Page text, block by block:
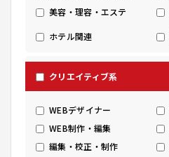
美容・理容・エステ
ホテル関連
クリエイティブ系
WEBデザイナー
WEB制作・編集
編集・校正・制作